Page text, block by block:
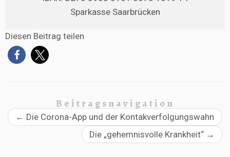
Sparkasse Saarbrücken
Diesen Beitrag teilen
Beitragsnavigation
← Die Corona-App und der Kontakverfolgungswahn
Die „gehemnisvolle Krankheit“ →